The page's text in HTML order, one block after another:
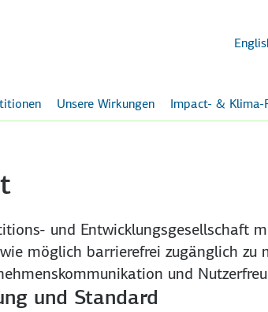
Unsere Wirkungen Impact- & Klima-
und Entwicklungsgesellschaft
möglich barrierefrei zugänglich
und
und Standard